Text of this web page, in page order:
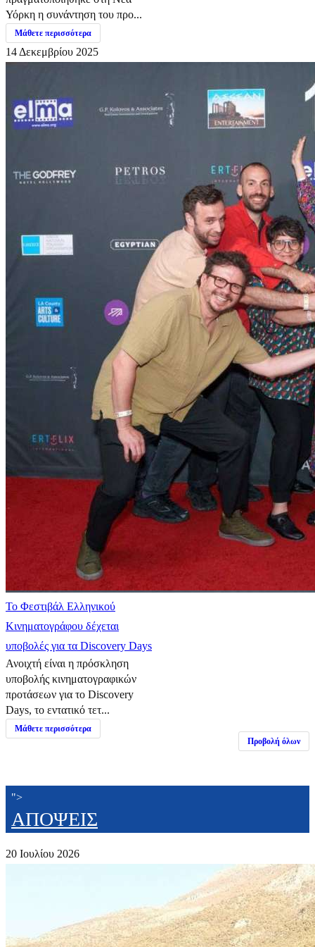
Υόρκη η συνάντηση του προ...
Μάθετε περισσότερα
14 Δεκεμβρίου 2025
Το Φεστιβάλ Ελληνικού
Κινηματογράφου δέχεται
υποβολές για τα Discovery Days
Ανοιχτή είναι η πρόσκληση
υποβολής κινηματογραφικών
προτάσεων για το Discovery
Days, το εντατικό τετ...
Μάθετε περισσότερα
Προβολή όλων
">
ΑΠΟΨΕΙΣ
20 Ιουλίου 2026